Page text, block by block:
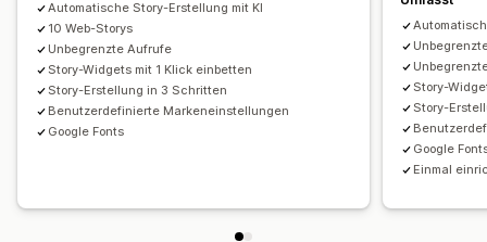
Automatische Story-Erstellung mit KI
10 Web-Storys
Unbegrenzte Aufrufe
Story-Widgets mit 1 Klick einbetten
Story-Erstellung in 3 Schritten
Benutzerdefinierte Markeneinstellungen
Google Fonts
Story-
Story-
Google
Einmal